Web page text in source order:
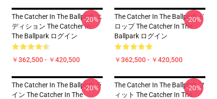
The Catcher In The Ballpark エ
ディション The Catcher In
The Ballpark ログイン
￥362,500 - ￥420,500
-20%
The Catcher In The Ballpark ド
ロップ The Catcher In The
Ballpark ログイン
￥362,500 - ￥420,500
-20%
The Catcher In The Ballpark ラ
イン The Catcher In The
-20%
The Catcher In The Ballpark フ
ィット The Catcher In The
-20%